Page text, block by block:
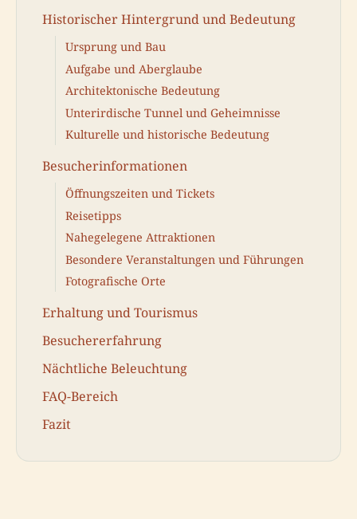
Historischer Hintergrund und Bedeutung
Ursprung und Bau
Aufgabe und Aberglaube
Architektonische Bedeutung
Unterirdische Tunnel und Geheimnisse
Kulturelle und historische Bedeutung
Besucherinformationen
Öffnungszeiten und Tickets
Reisetipps
Nahegelegene Attraktionen
Besondere Veranstaltungen und Führungen
Fotografische Orte
Erhaltung und Tourismus
Besuchererfahrung
Nächtliche Beleuchtung
FAQ-Bereich
Fazit